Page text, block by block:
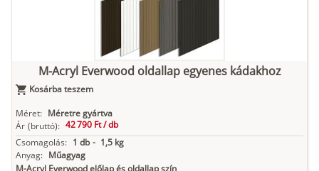
M-Acryl Everwood oldallap egyenes kádakhoz
Kosárba teszem
Méret: Méretre gyártva
Ár (bruttó): 42 790 Ft /db
Csomagolás: 1 db - 1,5 kg
Anyag: Műagyag